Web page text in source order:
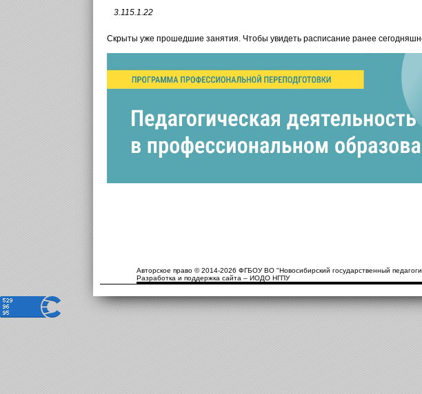
3.115.1.22
Скрыты уже прошедшие занятия. Чтобы увидеть расписание ранее
Авторское право © 2014-2026 ФГБОУ ВО "Новосибирский государственный
Разработка и поддержка сайта – ИОДО НГПУ